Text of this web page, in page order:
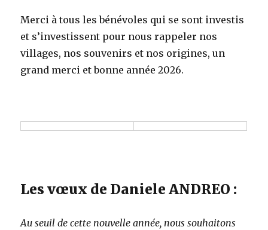
Merci à tous les bénévoles qui se sont investis
et s’investissent pour nous rappeler nos
villages, nos souvenirs et nos origines, un
grand merci et bonne année 2026.
Les vœux de Daniele ANDREO :
Au seuil de cette nouvelle année, nous souhaitons